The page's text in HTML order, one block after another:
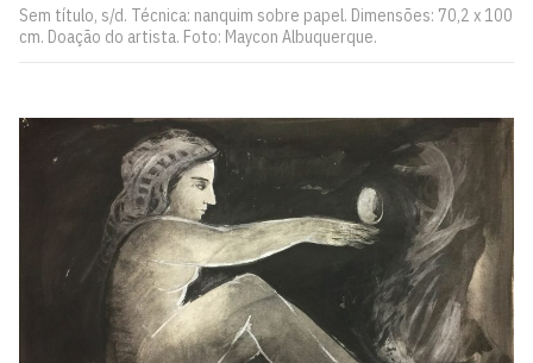
Sem título, s/d. Técnica: nanquim sobre papel. Dimensões: 70,2 x 100
cm. Doação do artista. Foto: Maycon Albuquerque.